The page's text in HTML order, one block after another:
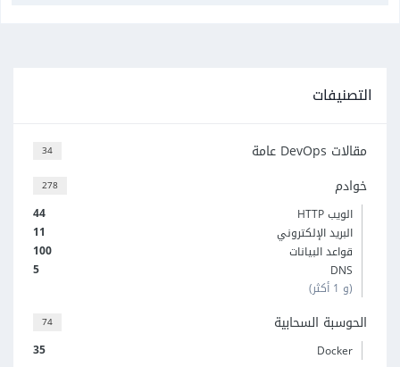
التصنيفات
34 مقالات DevOps عامة
278 خوادم
44
الويب HTTP
11
البريد الإلكتروني
100
قواعد البيانات
5
DNS
(و 1 أكثر)
74 الحوسبة السحابية
35 Docker